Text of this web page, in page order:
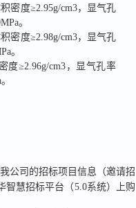
密度≥2.95g/cm3，显气孔
。
密度≥2.98g/cm3，显气孔
。
度≥2.96g/cm3，显气孔率
公司的招标项目信息（邀请招
智慧招标平台（5.0系统）上购